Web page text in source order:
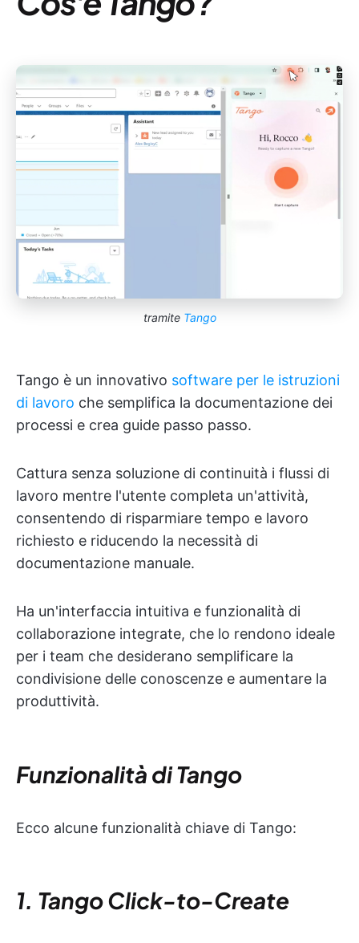
tramite Tango
Tango è un innovativo software per le istruzioni
di lavoro che semplifica la documentazione dei
processi e crea guide passo passo.
Cattura senza soluzione di continuità i flussi di
lavoro mentre l'utente completa un'attività,
consentendo di risparmiare tempo e lavoro
richiesto e riducendo la necessità di
documentazione manuale.
Ha un'interfaccia intuitiva e funzionalità di
collaborazione integrate, che lo rendono ideale
per i team che desiderano semplificare la
condivisione delle conoscenze e aumentare la
produttività.
Funzionalità di Tango
Ecco alcune funzionalità chiave di Tango:
1. Tango Click-to-Create